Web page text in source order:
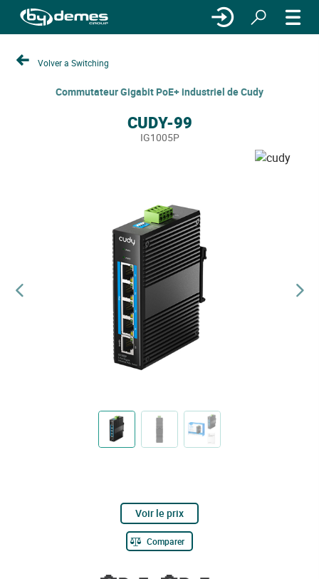
Volver a Switching
Commutateur Gigabit PoE+ industriel de Cudy
CUDY-99
IG1005P
Voir le prix
Comparer